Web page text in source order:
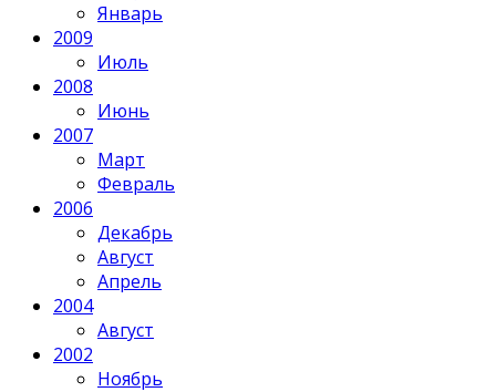
Январь
2009
Июль
2008
Июнь
2007
Март
Февраль
2006
Декабрь
Август
Апрель
2004
Август
2002
Ноябрь